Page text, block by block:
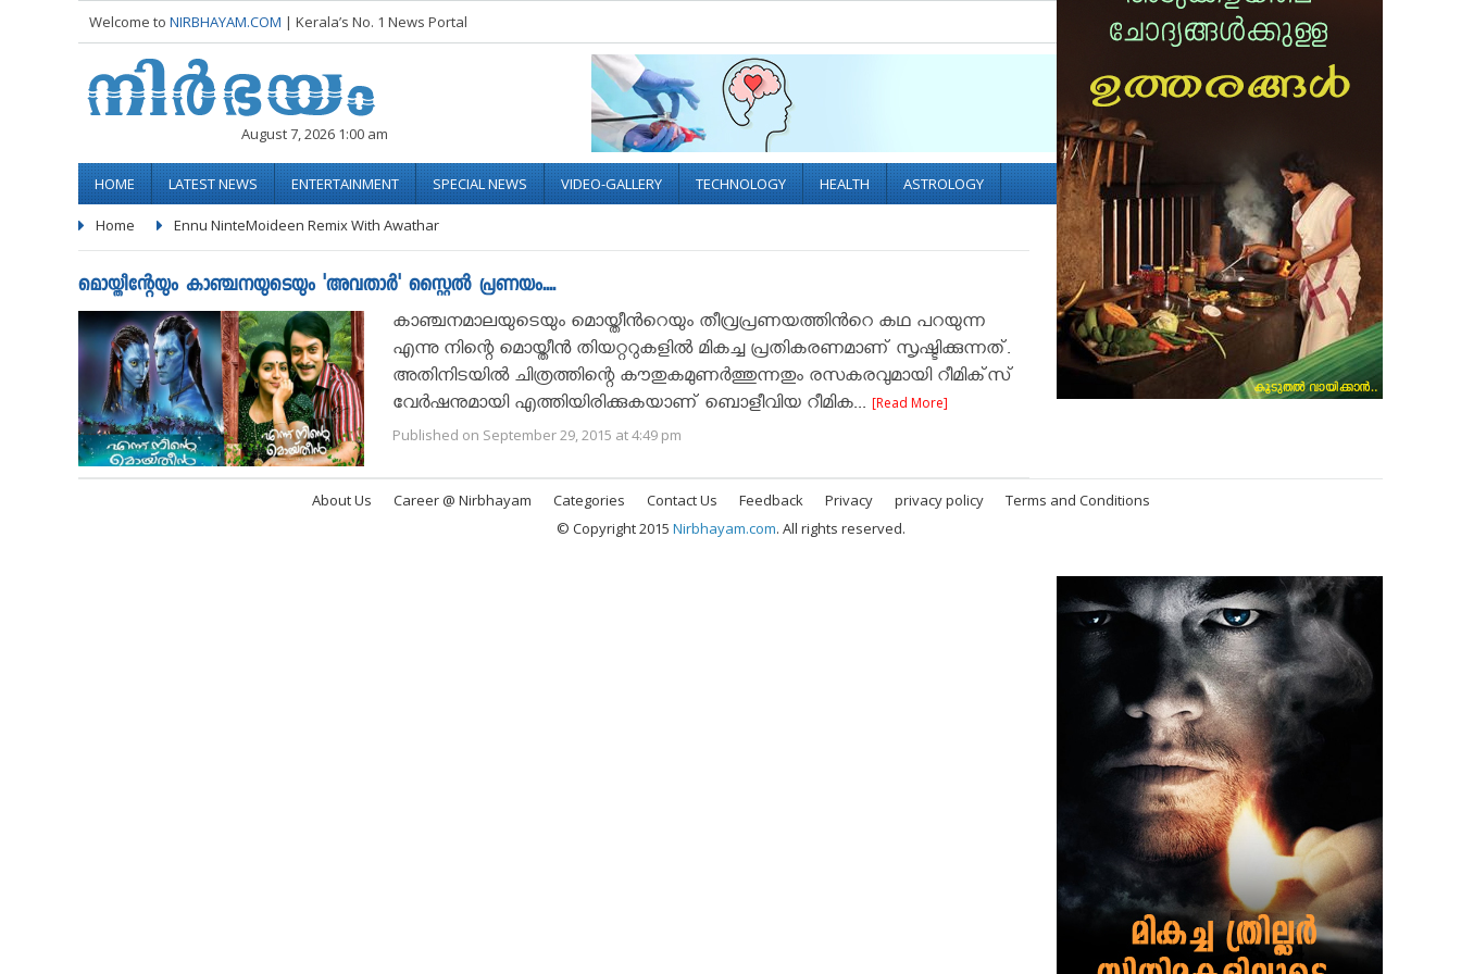
Welcome to NIRBHAYAM.COM | Kerala’s No. 1 News Portal Socialize with us
August 7, 2026 1:00 am
HOME LATEST NEWS ENTERTAINMENT SPECIAL NEWS VIDEO-GALLERY TECHNOLOGY HEALTH ASTROLOGY
Home Ennu NinteMoideen Remix With Awathar
മൊയ്തീന്റേയും കാഞ്ചനയുടെയും 'അവതാർ' സ്റ്റൈൽ പ്രണയം....
കാഞ്ചനമാലയുടെയും മൊയ്തീന്‍റെയും തീവ്രപ്രണയത്തിന്‍റെ കഥ പറയുന്ന
എന്നു നിന്റെ മൊയ്തീൻ തിയറ്ററുകളില്‍ മികച്ച പ്രതികരണമാണ് സൃഷ്ടിക്കുന്നത്.
അതിനിടയില്‍ ചിത്രത്തിന്റെ കൗതുകമുണര്‍ത്തുന്നതും രസകരവുമായി റീമിക്‌സ്
വേര്‍ഷനുമായി എത്തിയിരിക്കുകയാണ് ബൊളീവിയ റീമിക... [Read More]
Published on September 29, 2015 at 4:49 pm
About Us Career @ Nirbhayam Categories Contact Us Feedback Privacy privacy policy
Terms and Conditions
© Copyright 2015 Nirbhayam.com. All rights reserved.